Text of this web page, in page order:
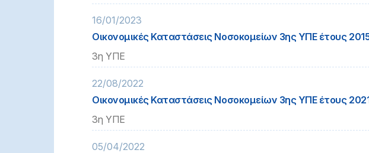
16/01/2023
Οικονομικές Καταστάσεις Νοσοκομείων 3ης ΥΠΕ έτους
3η ΥΠΕ
22/08/2022
Οικονομικές Καταστάσεις Νοσοκομείων 3ης ΥΠΕ έτους
3η ΥΠΕ
05/04/2022